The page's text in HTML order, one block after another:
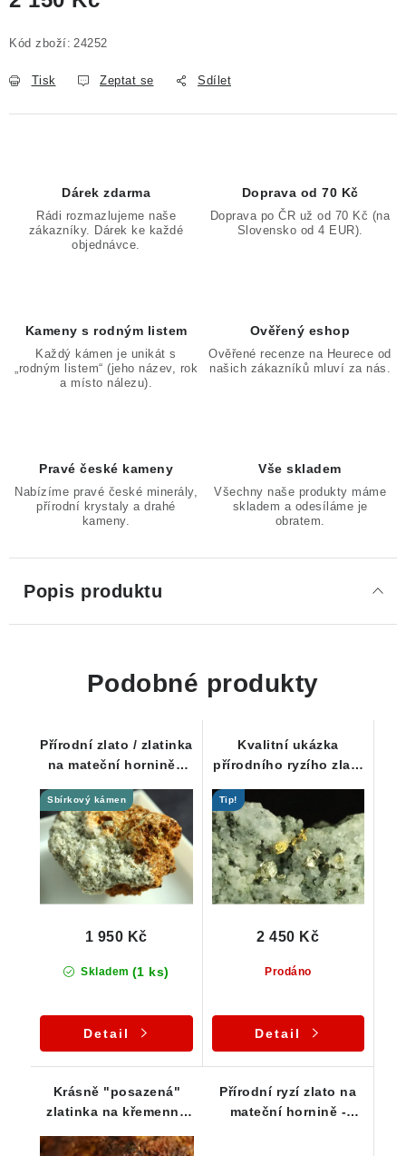
Kód zboží: 24252
Tisk Zeptat se Sdílet
Dárek zdarma
Rádi rozmazlujeme naše
zákazníky. Dárek ke každé
objednávce.
Doprava od 70 Kč
Doprava po ČR už od 70 Kč (na
Slovensko od 4 EUR).
Kameny s rodným listem
Každý kámen je unikát s
„rodným listem“ (jeho název, rok
a místo nálezu).
Ověřený eshop
Ověřené recenze na Heurece od
našich zákazníků mluví za nás.
Pravé české kameny
Nabízíme pravé české minerály,
přírodní krystaly a drahé
kameny.
Vše skladem
Všechny naše produkty máme
skladem a odesíláme je
obratem.
Popis produktu
Podobné produkty
Přírodní zlato / zlatinka
na mateční hornině -
Sbírkový kámen
Skladem (1 ks)
1 950 Kč
Detail
Kvalitní ukázka
přírodního ryzího zlata
Tip!
Prodáno
2 450 Kč
Detail
Krásně "posazená"
zlatinka na křemenné
Přírodní ryzí zlato na
mateční hornině -